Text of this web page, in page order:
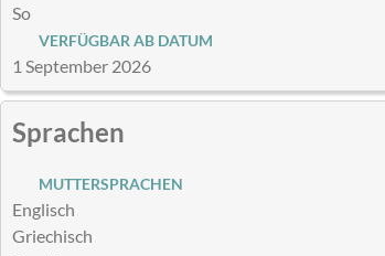
So
VERFÜGBAR AB DATUM
1 September 2026
Sprachen
MUTTERSPRACHEN
Englisch
Griechisch